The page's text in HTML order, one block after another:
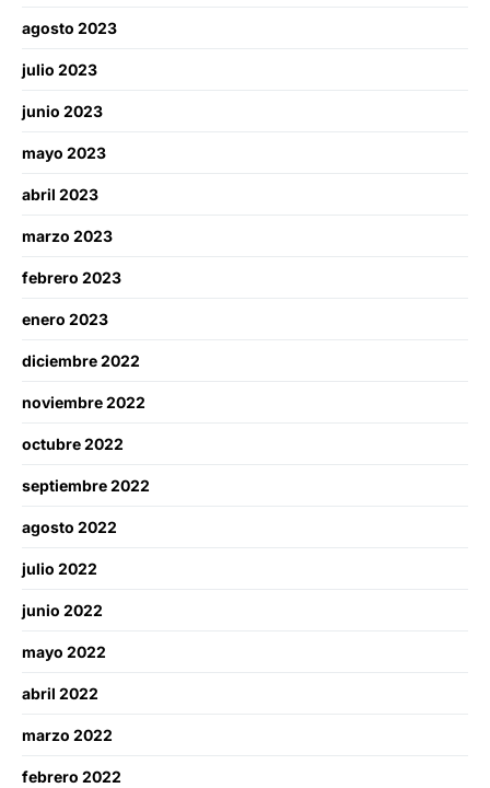
agosto 2023
julio 2023
junio 2023
mayo 2023
abril 2023
marzo 2023
febrero 2023
enero 2023
diciembre 2022
noviembre 2022
octubre 2022
septiembre 2022
agosto 2022
julio 2022
junio 2022
mayo 2022
abril 2022
marzo 2022
febrero 2022